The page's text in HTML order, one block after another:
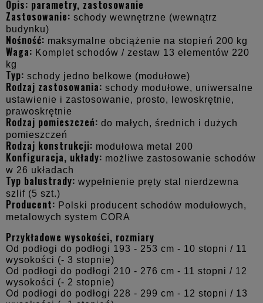
Opis: parametry, zastosowanie
Zastosowanie: schody wewnętrzne (wewnątrz
budynku)
Nośność: maksymalne obciążenie na stopień 200 kg
Waga: Komplet schodów / zestaw 13 elementów 220
kg
Typ: schody jedno belkowe (modułowe)
Rodzaj zastosowania: schody modułowe, uniwersalne
ustawienie i zastosowanie, prosto, lewoskrętnie,
prawoskrętnie
Rodzaj pomieszczeń: do małych, średnich i dużych
pomieszczeń
Rodzaj konstrukcji: modułowa metal 200
Konfiguracja, układy: możliwe zastosowanie schodów
w 26 układach
Typ balustrady: wypełnienie pręty stal nierdzewna
szlif (5 szt.)
Producent: Polski producent schodów modułowych,
metalowych system CORA
Przykładowe wysokości, rozmiary
Od podłogi do podłogi 193 - 253 cm - 10 stopni / 11
wysokości (- 3 stopnie)
Od podłogi do podłogi 210 - 276 cm - 11 stopni / 12
wysokości (- 2 stopnie)
Od podłogi do podłogi 228 - 299 cm - 12 stopni / 13